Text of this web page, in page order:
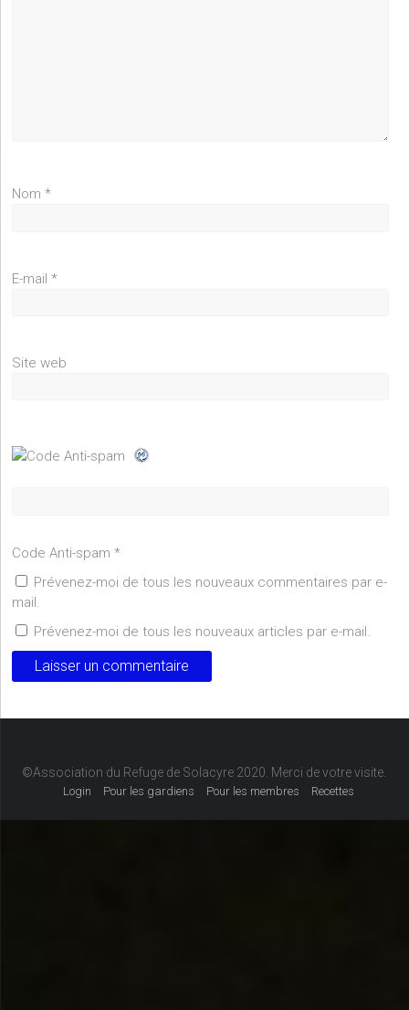
Nom*
E-mail*
Site web
Code Anti-spam *
Prévenez-moi de tous les nouveaux commentaires par e-
mail.
Prévenez-moi de tous les nouveaux articles par e-mail.
©Association du Refuge de Solacyre 2020. Merci de votre visite.
Login Pour les gardiens Pour les membres Recettes